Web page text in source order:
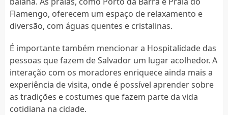
Flamengo, oferecem um espaço de relaxamento e
diversão, com águas quentes e cristalinas.
É importante também mencionar a Hospitalidade das
pessoas que fazem de Salvador um lugar acolhedor. A
interação com os moradores enriquece ainda mais a
experiência de visita, onde é possível aprender sobre
as tradições e costumes que fazem parte da vida
cotidiana na cidade.